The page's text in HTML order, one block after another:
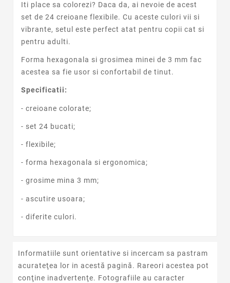
Iti place sa colorezi? Daca da, ai nevoie de acest
set de 24 creioane flexibile. Cu aceste culori vii si
vibrante, setul este perfect atat pentru copii cat si
pentru adulti.
Forma hexagonala si grosimea minei de 3 mm fac
acestea sa fie usor si confortabil de tinut.
Specificatii:
- creioane colorate;
- set 24 bucati;
- flexibile;
- forma hexagonala si ergonomica;
- grosime mina 3 mm;
- ascutire usoara;
- diferite culori.
Informatiile sunt orientative si incercam sa pastram
acurateţea lor in acestă pagină. Rareori acestea pot
conţine inadvertenţe. Fotografiile au caracter